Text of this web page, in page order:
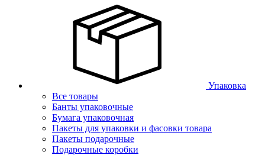
Упаковка
Все товары
Банты упаковочные
Бумага упаковочная
Пакеты для упаковки и фасовки товара
Пакеты подарочные
Подарочные коробки